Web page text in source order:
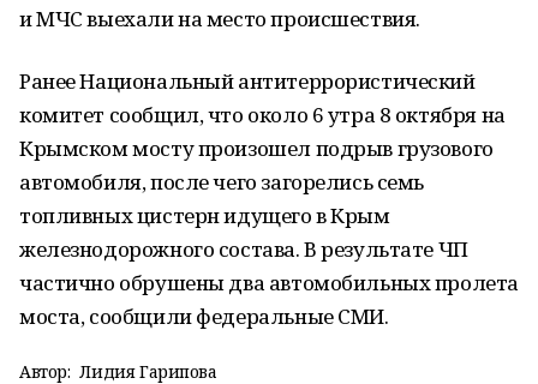
и МЧС выехали на место происшествия.
Ранее Национальный антитеррористический
комитет сообщил, что около 6 утра 8 октября на
Крымском мосту произошел подрыв грузового
автомобиля, после чего загорелись семь
топливных цистерн идущего в Крым
железнодорожного состава. В результате ЧП
частично обрушены два автомобильных пролета
моста, сообщили федеральные СМИ.
Автор: Лидия Гарипова